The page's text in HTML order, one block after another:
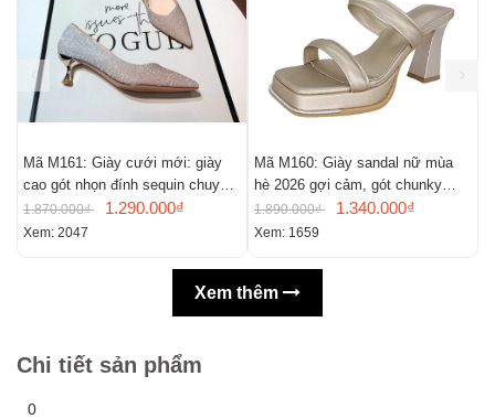
Mã M161: Giày cưới mới: giày
cao gót nhọn đính sequin chuyển
màu, giày mũi nhọn gợi cảm
1.870.000₫ 1.290.000₫
Xem: 2047
Mã M160: Giày sandal nữ mùa
hè 2026 gợi cảm, gót chunky
kiểu Pháp, mũi vuông, hở mũi
1.890.000₫ 1.340.000₫
Xem: 1659
Xem thêm
Chi tiết sản phẩm
0